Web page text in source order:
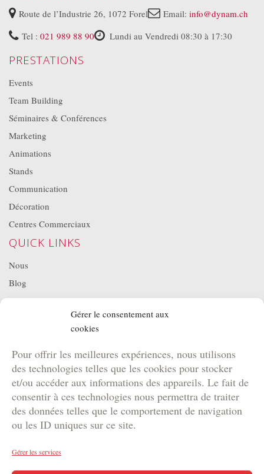
Gérer le consentement aux
cookies
Pour offrir les meilleures expériences, nous utilisons
des technologies telles que les cookies pour stocker
et/ou accéder aux informations des appareils. Le fait de
consentir à ces technologies nous permettra de traiter
des données telles que le comportement de navigation
ou les ID uniques sur ce site.
Gérer les services
Route de l’Industrie 26, 1072 Forel Email: info@dynam.ch
Tel : 021 989 88 90 Lundi au Vendredi 08:30 à 17:30
PRESTATIONS
Events
Team Building
Séminaires & Conférences
Marketing
Animations
Stands
Communication
Décoration
Centres Commerciaux
QUICK LINKS
Nous
Blog
Projets
Location de matériel
NOS BROCHURES
Brochure Team Building
Brochure Outdoor
Brochure Agence
Brochure Kids